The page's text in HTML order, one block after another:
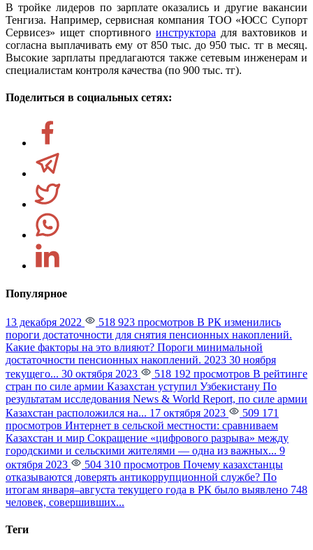
В тройке лидеров по зарплате оказались и другие вакансии
Тенгиза. Например, сервисная компания ТОО «ЮСС Супорт
Сервисез» ищет спортивного инструктора для вахтовиков и
согласна выплачивать ему от 850 тыс. до 950 тыс. тг в месяц.
Высокие зарплаты предлагаются также сетевым инженерам и
специалистам контроля качества (по 900 тыс. тг).
Поделиться в социальных сетях:
Популярное
13 декабря 2022 518 923 просмотров В РК изменились
пороги достаточности для снятия пенсионных накоплений.
Какие факторы на это влияют? Пороги минимальной
достаточности пенсионных накоплений. 2023 30 ноября
текущего... 30 октября 2023 518 192 просмотров В рейтинге
стран по силе армии Казахстан уступил Узбекистану По
результатам исследования News & World Report, по силе армии
Казахстан расположился на... 17 октября 2023
509 171
просмотров Интернет в сельской местности: сравниваем
Казахстан и мир Сокращение «цифрового разрыва» между
городскими и сельскими жителями — одна из важных... 9
октября 2023
504 310 просмотров Почему казахстанцы
отказываются доверять антикоррупционной службе? По
итогам января–августа текущего года в РК было выявлено 748
человек, совершивших...
Теги